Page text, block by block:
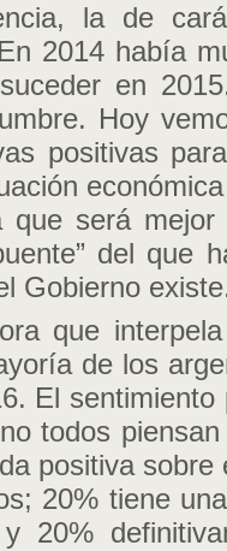
la de
2014 había
en
Hoy
positivas
que será
del que
Gobierno
que
de los
El
todos
positiva
20% tiene
20%